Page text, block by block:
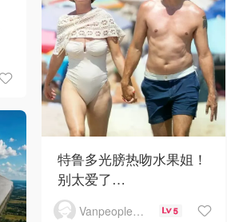
特鲁多光膀热吻水果姐！
别太爱了…
Vanpeople人在温哥华 5